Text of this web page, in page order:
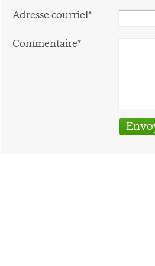
Adresse courriel*
Commentaire*